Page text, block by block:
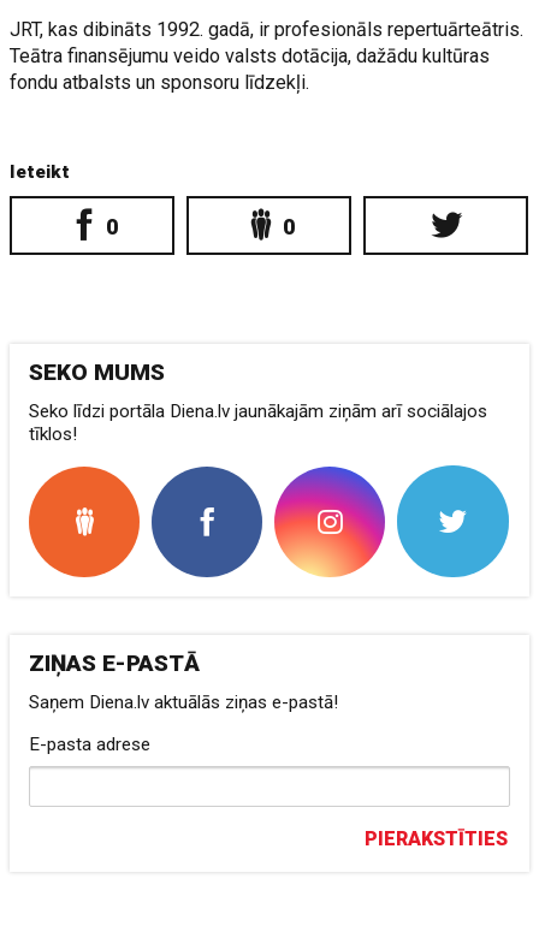
JRT, kas dibināts 1992. gadā, ir profesionāls repertuārteātris.
Teātra finansējumu veido valsts dotācija, dažādu kultūras
fondu atbalsts un sponsoru līdzekļi.
Ieteikt
0 0
SEKO MUMS
Seko līdzi portāla Diena.lv jaunākajām ziņām arī sociālajos
tīklos!
ZIŅAS E-PASTĀ
Saņem Diena.lv aktuālās ziņas e-pastā!
E-pasta adrese
PIERAKSTĪTIES